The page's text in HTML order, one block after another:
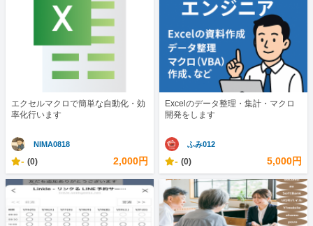
エクセルマクロで簡単な自動化・効
率化行います
NIMA0818
- (0) 2,000円
Excelのデータ整理・集計・マクロ
開発をします
ふみ012
- (0) 5,000円